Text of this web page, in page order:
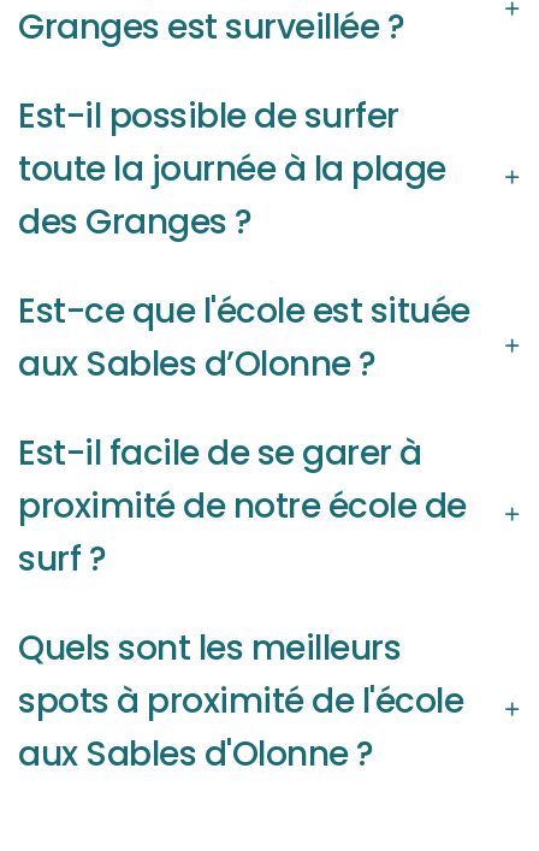
Granges est surveillée ?
Est-il possible de surfer
toute la journée à la plage
des Granges ?
Est-ce que l'école est située
aux Sables d’Olonne ?
Est-il facile de se garer à
proximité de notre école de
surf ?
Quels sont les meilleurs
spots à proximité de l'école
aux Sables d'Olonne ?